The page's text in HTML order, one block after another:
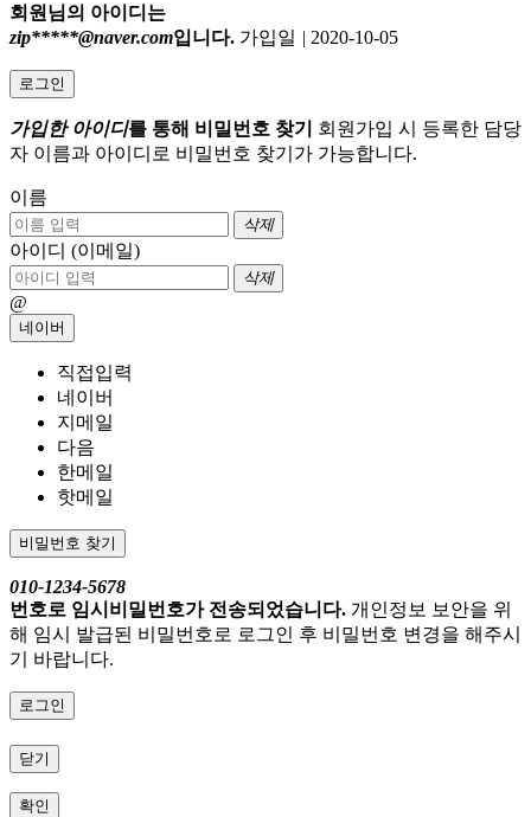
회원님의 아이디는
zip*****@naver.com입니다. 가입일 | 2020-10-05
로그인
가입한 아이디를 통해 비밀번호 찾기
회원가입 시 등록한 담당
자 이름과 아이디로 비밀번호 찾기가 가능합니다.
이름
삭제
아이디 (이메일)
삭제
@
네이버
직접입력
네이버
지메일
다음
한메일
핫메일
비밀번호 찾기
010-1234-5678
번호로 임시비밀번호가 전송되었습니다. 개인정보 보안을 위
해 임시 발급된 비밀번호로 로그인 후 비밀번호 변경을 해주시
기 바랍니다.
로그인
닫기
확인